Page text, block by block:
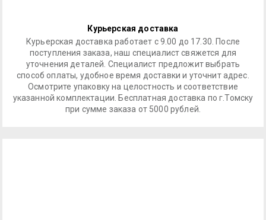
Курьерская доставка
Курьерская доставка работает с 9.00 до 17.30. После
поступления заказа, наш специалист свяжется для
уточнения деталей. Специалист предложит выбрать
способ оплаты, удобное время доставки и уточнит адрес.
Осмотрите упаковку на целостность и соответствие
указанной комплектации. Бесплатная доставка по г.Томску
при сумме заказа от 5000 рублей.